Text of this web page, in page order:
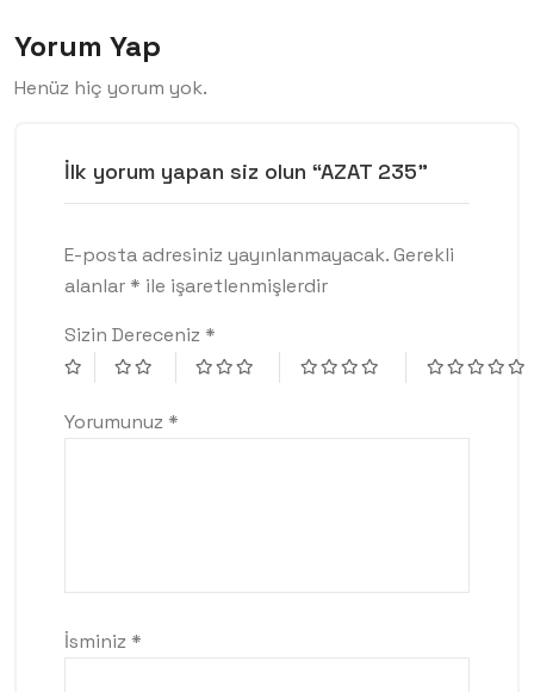
Yorum Yap
Henüz hiç yorum yok.
İlk yorum yapan siz olun “AZAT 235”
E-posta adresiniz yayınlanmayacak.Gerekli
alanlar* ile işaretlenmişlerdir
Sizin Dereceniz *
Yorumunuz *
İsminiz *